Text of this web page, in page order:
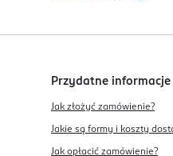
Przydatne informacje
Jak złożyć zamówienie?
Jakie są formy i koszty
Jak opłacić zamówienie?